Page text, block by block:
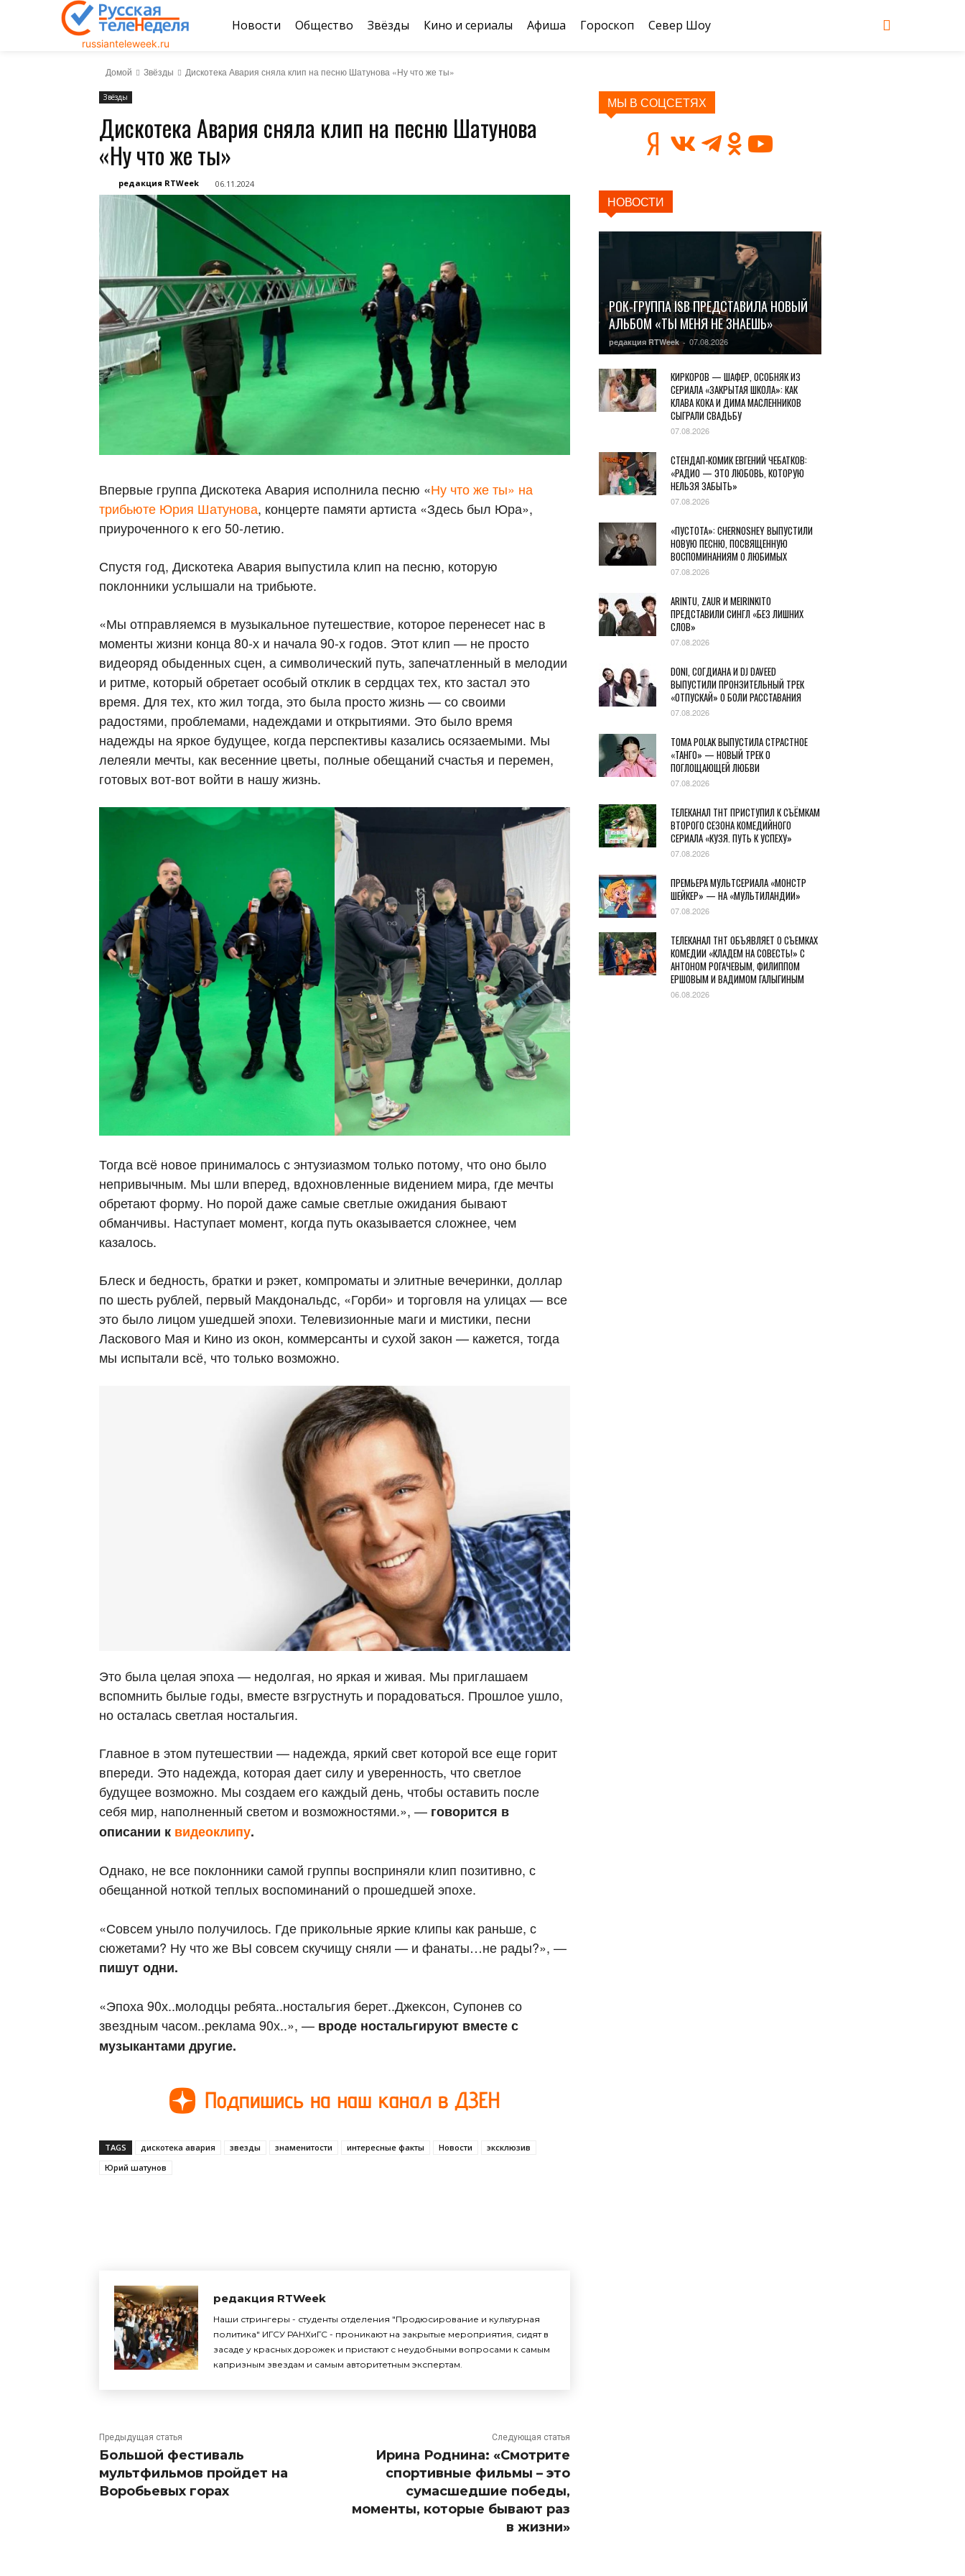
russianteleweek.ru
Новости Общество Звёзды Кино и сериалы Афиша Гороскоп Север Шоу
Домой Звёзды Дискотека Авария сняла клип на песню Шатунова «Ну что же ты»
Звёзды
Дискотека Авария сняла клип на песню Шатунова
«Ну что же ты»
редакция RTWeek 06.11.2024
Впервые группа Дискотека Авария исполнила песню «Ну что же ты» на
трибьюте Юрия Шатунова, концерте памяти артиста «Здесь был Юра»,
приуроченного к его 50-летию.
Спустя год, Дискотека Авария выпустила клип на песню, которую
поклонники услышали на трибьюте.
«Мы отправляемся в музыкальное путешествие, которое перенесет нас в
моменты жизни конца 80-х и начала 90-х годов. Этот клип — не просто
видеоряд обыденных сцен, а символический путь, запечатленный в мелодии
и ритме, который обретает особый отклик в сердцах тех, кто застал это
время. Для тех, кто жил тогда, это была просто жизнь — со своими
радостями, проблемами, надеждами и открытиями. Это было время
надежды на яркое будущее, когда перспективы казались осязаемыми. Мы
лелеяли мечты, как весенние цветы, полные обещаний счастья и перемен,
готовых вот-вот войти в нашу жизнь.
Тогда всё новое принималось с энтузиазмом только потому, что оно было
непривычным. Мы шли вперед, вдохновленные видением мира, где мечты
обретают форму. Но порой даже самые светлые ожидания бывают
обманчивы. Наступает момент, когда путь оказывается сложнее, чем
казалось.
Блеск и бедность, братки и рэкет, компроматы и элитные вечеринки, доллар
по шесть рублей, первый Макдональдс, «Горби» и торговля на улицах — все
это было лицом ушедшей эпохи. Телевизионные маги и мистики, песни
Ласкового Мая и Кино из окон, коммерсанты и сухой закон — кажется, тогда
мы испытали всё, что только возможно.
Это была целая эпоха — недолгая, но яркая и живая. Мы приглашаем
вспомнить былые годы, вместе взгрустнуть и порадоваться. Прошлое ушло,
но осталась светлая ностальгия.
Главное в этом путешествии — надежда, яркий свет которой все еще горит
впереди. Это надежда, которая дает силу и уверенность, что светлое
будущее возможно. Мы создаем его каждый день, чтобы оставить после
себя мир, наполненный светом и возможностями.», — говорится в
описании к видеоклипу.
Однако, не все поклонники самой группы восприняли клип позитивно, с
обещанной ноткой теплых воспоминаний о прошедшей эпохе.
«Совсем уныло получилось. Где прикольные яркие клипы как раньше, с
сюжетами? Ну что же ВЫ совсем скучищу сняли — и фанаты…не рады?», —
пишут одни.
«Эпоха 90х..молодцы ребята..ностальгия берет..Джексон, Супонев со
звездным часом..реклама 90х..», — вроде ностальгируют вместе с
музыкантами другие.
TAGS дискотека авария звезды знаменитости интересные факты Новости
эксклюзив
Юрий шатунов
редакция RTWeek
Наши стрингеры - студенты отделения "Продюсирование и культурная
политика" ИГСУ РАНХиГС - проникают на закрытые мероприятия, сидят в
засаде у красных дорожек и пристают с неудобными вопросами к самым
капризным звездам и самым авторитетным экспертам.
Предыдущая статья
Большой фестиваль
мультфильмов пройдет на
Воробьевых горах
Следующая статья
Ирина Роднина: «Смотрите
спортивные фильмы – это
сумасшедшие победы,
моменты, которые бывают раз
в жизни»
МЫ В СОЦСЕТЯХ
НОВОСТИ
РОК-ГРУППА ISB ПРЕДСТАВИЛА НОВЫЙ
АЛЬБОМ «ТЫ МЕНЯ НЕ ЗНАЕШЬ»
редакция RTWeek - 07.08.2026
КИРКОРОВ — ШАФЕР, ОСОБНЯК ИЗ
СЕРИАЛА «ЗАКРЫТАЯ ШКОЛА»: КАК
КЛАВА КОКА И ДИМА МАСЛЕННИКОВ
СЫГРАЛИ СВАДЬБУ
07.08.2026
СТЕНДАП-КОМИК ЕВГЕНИЙ ЧЕБАТКОВ:
«РАДИО — ЭТО ЛЮБОВЬ, КОТОРУЮ
НЕЛЬЗЯ ЗАБЫТЬ»
07.08.2026
«ПУСТОТА»: CHERNOSHEY ВЫПУСТИЛИ
НОВУЮ ПЕСНЮ, ПОСВЯЩЕННУЮ
ВОСПОМИНАНИЯМ О ЛЮБИМЫХ
07.08.2026
ARINTU, ZAUR И MEIRINKITO
ПРЕДСТАВИЛИ СИНГЛ «БЕЗ ЛИШНИХ
СЛОВ»
07.08.2026
DONI, СОГДИАНА И DJ DAVEED
ВЫПУСТИЛИ ПРОНЗИТЕЛЬНЫЙ ТРЕК
«ОТПУСКАЙ» О БОЛИ РАССТАВАНИЯ
07.08.2026
TOMA POLAK ВЫПУСТИЛА СТРАСТНОЕ
«ТАНГО» — НОВЫЙ ТРЕК О
ПОГЛОЩАЮЩЕЙ ЛЮБВИ
07.08.2026
ТЕЛЕКАНАЛ ТНТ ПРИСТУПИЛ К СЪЁМКАМ
ВТОРОГО СЕЗОНА КОМЕДИЙНОГО
СЕРИАЛА «КУЗЯ. ПУТЬ К УСПЕХУ»
07.08.2026
ПРЕМЬЕРА МУЛЬТСЕРИАЛА «МОНСТР
ШЕЙКЕР» — НА «МУЛЬТИЛАНДИИ»
07.08.2026
ТЕЛЕКАНАЛ ТНТ ОБЪЯВЛЯЕТ О СЪЕМКАХ
КОМЕДИИ «КЛАДЕМ НА СОВЕСТЬ!» С
АНТОНОМ РОГАЧЕВЫМ, ФИЛИППОМ
ЕРШОВЫМ И ВАДИМОМ ГАЛЫГИНЫМ
06.08.2026